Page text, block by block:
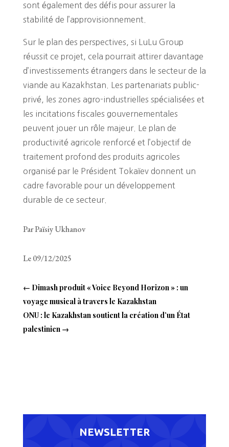
sont également des défis pour assurer la
stabilité de l’approvisionnement.
Sur le plan des perspectives, si LuLu Group
réussit ce projet, cela pourrait attirer davantage
d’investissements étrangers dans le secteur de la
viande au Kazakhstan. Les partenariats public-
privé, les zones agro-industrielles spécialisées et
les incitations fiscales gouvernementales
peuvent jouer un rôle majeur. Le plan de
productivité agricole renforcé et l’objectif de
traitement profond des produits agricoles
organisé par le Président Tokaïev donnent un
cadre favorable pour un développement
durable de ce secteur.
Par Païsiy Ukhanov
Le 09/12/2025
← Dimash produit « Voice Beyond Horizon » : un
voyage musical à travers le Kazakhstan
ONU : le Kazakhstan soutient la création d’un État
palestinien→
NEWSLETTER